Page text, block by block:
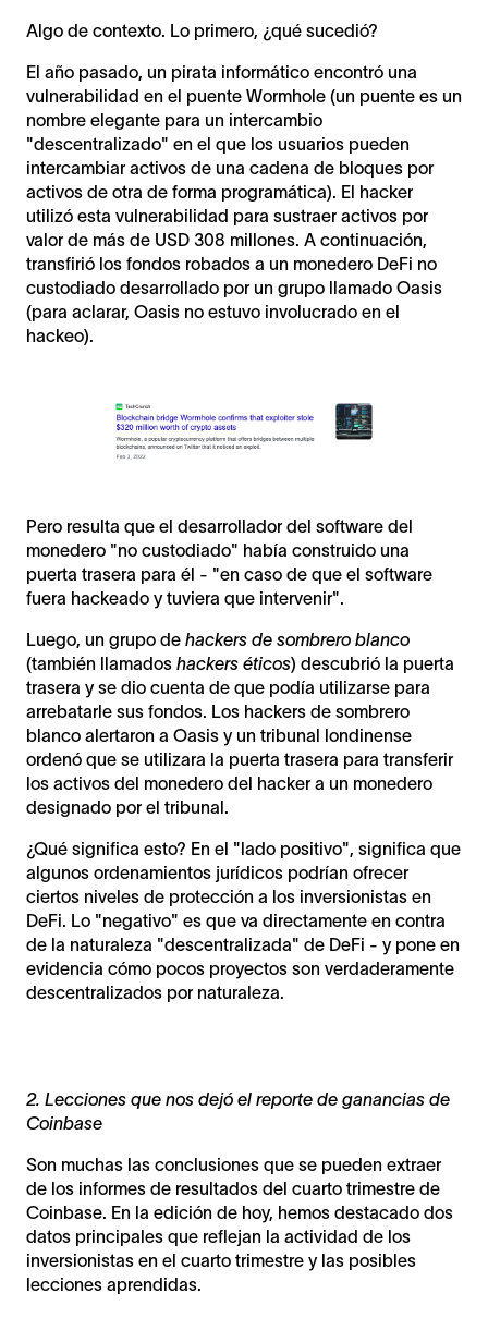
Algo de contexto. Lo primero, ¿qué sucedió?
El año pasado, un pirata informático encontró una
vulnerabilidad en el puente Wormhole (un puente es un
nombre elegante para un intercambio
"descentralizado" en el que los usuarios pueden
intercambiar activos de una cadena de bloques por
activos de otra de forma programática). El hacker
utilizó esta vulnerabilidad para sustraer activos por
valor de más de USD 308 millones. A continuación,
transfirió los fondos robados a un monedero DeFi no
custodiado desarrollado por un grupo llamado Oasis
(para aclarar, Oasis no estuvo involucrado en el
hackeo).
Pero resulta que el desarrollador del software del
monedero "no custodiado" había construido una
puerta trasera para él - "en caso de que el software
fuera hackeado y tuviera que intervenir".
Luego, un grupo de hackers de sombrero blanco
(también llamados hackers éticos) descubrió la puerta
trasera y se dio cuenta de que podía utilizarse para
arrebatarle sus fondos. Los hackers de sombrero
blanco alertaron a Oasis y un tribunal londinense
ordenó que se utilizara la puerta trasera para transferir
los activos del monedero del hacker a un monedero
designado por el tribunal.
¿Qué significa esto? En el "lado positivo", significa que
algunos ordenamientos jurídicos podrían ofrecer
ciertos niveles de protección a los inversionistas en
DeFi. Lo "negativo" es que va directamente en contra
de la naturaleza "descentralizada" de DeFi - y pone en
evidencia cómo pocos proyectos son verdaderamente
descentralizados por naturaleza.
2. Lecciones que nos dejó el reporte de ganancias de
Coinbase
Son muchas las conclusiones que se pueden extraer
de los informes de resultados del cuarto trimestre de
Coinbase. En la edición de hoy, hemos destacado dos
datos principales que reflejan la actividad de los
inversionistas en el cuarto trimestre y las posibles
lecciones aprendidas.